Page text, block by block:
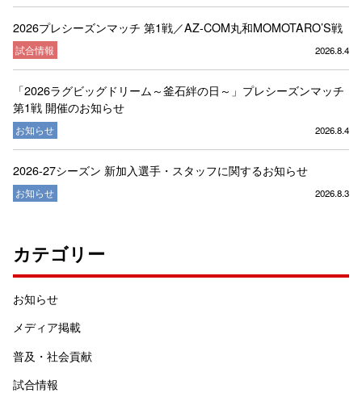
2026プレシーズンマッチ 第1戦／AZ-COM丸和MOMOTARO’S戦
試合情報 2026.8.4
「2026ラグビッグドリーム～釜石絆の日～」プレシーズンマッチ
第1戦 開催のお知らせ
お知らせ 2026.8.4
2026-27シーズン 新加入選手・スタッフに関するお知らせ
お知らせ 2026.8.3
カテゴリー
お知らせ
メディア掲載
普及・社会貢献
試合情報